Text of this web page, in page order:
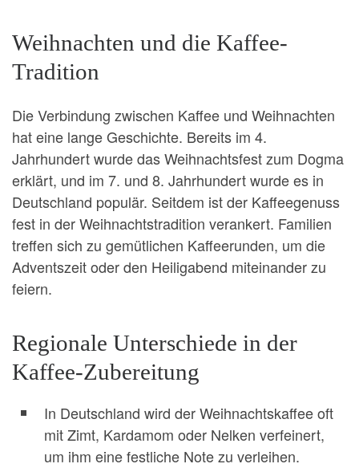
Weihnachten und die Kaffee-
Tradition
Die Verbindung zwischen Kaffee und Weihnachten
hat eine lange Geschichte. Bereits im 4.
Jahrhundert wurde das Weihnachtsfest zum Dogma
erklärt, und im 7. und 8. Jahrhundert wurde es in
Deutschland populär. Seitdem ist der Kaffeegenuss
fest in der Weihnachtstradition verankert. Familien
treffen sich zu gemütlichen Kaffeerunden, um die
Adventszeit oder den Heiligabend miteinander zu
feiern.
Regionale Unterschiede in der
Kaffee-Zubereitung
In Deutschland wird der Weihnachtskaffee oft
mit Zimt, Kardamom oder Nelken verfeinert,
um ihm eine festliche Note zu verleihen.